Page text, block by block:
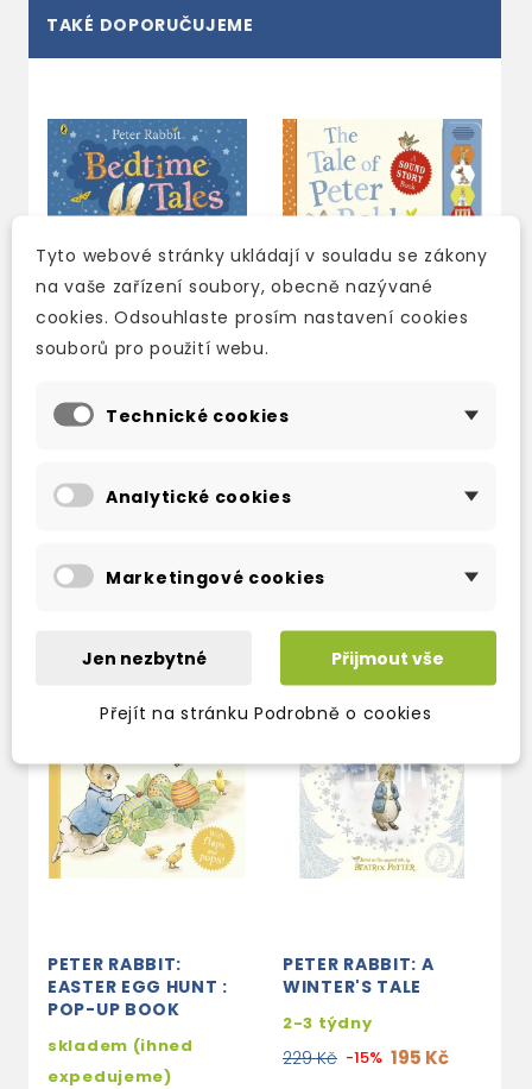
TAKÉ DOPORUČUJEME
PETER RABBIT'S
BEDTIME TALES
expedujeme)
RABBIT A SOUND
PETER RABBIT:
EASTER EGG HUNT :
POP-UP BOOK
skladem (ihned
expedujeme)
PETER RABBIT: A
WINTER'S TALE
2-3 týdny
229 Kč -15% 195 Kč
Tyto webové stránky ukládají v souladu se zákony
na vaše zařízení soubory, obecně nazývané
cookies. Odsouhlaste prosím nastavení cookies
souborů pro použití webu.
Technické cookies
Analytické cookies
Marketingové cookies
Jen nezbytné Přijmout vše
Přejít na stránku Podrobně o cookies